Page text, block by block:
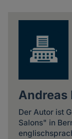
Andreas
Der Autor ist
Salons" in